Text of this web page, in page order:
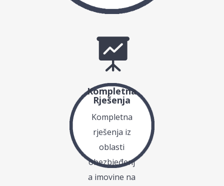

Kompletna
Rješenja
Kompletna
rješenja iz
oblasti
obezbjeđenj
a imovine na